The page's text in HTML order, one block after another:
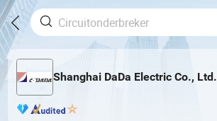
Shanghai DaDa Electric Co., Ltd.